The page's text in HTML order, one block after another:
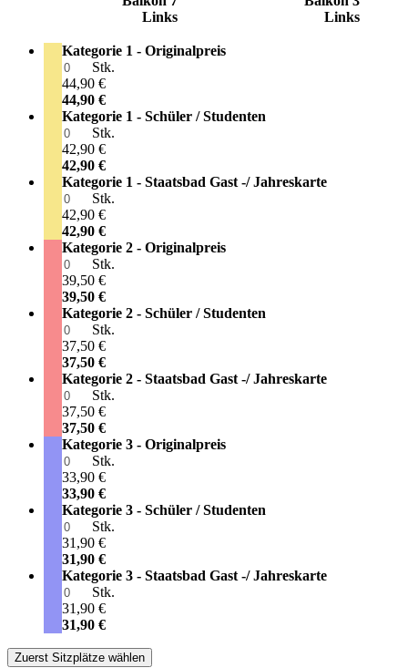
Links
Links
Kategorie 1 - Originalpreis
Stk.
44,90 €
44,90 €
Kategorie 1 - Schüler / Studenten
Stk.
42,90 €
42,90 €
Kategorie 1 - Staatsbad Gast -/ Jahreskarte
Stk.
42,90 €
42,90 €
Kategorie 2 - Originalpreis
Stk.
39,50 €
39,50 €
Kategorie 2 - Schüler / Studenten
Stk.
37,50 €
37,50 €
Kategorie 2 - Staatsbad Gast -/ Jahreskarte
Stk.
37,50 €
37,50 €
Kategorie 3 - Originalpreis
Stk.
33,90 €
33,90 €
Kategorie 3 - Schüler / Studenten
Stk.
31,90 €
31,90 €
Kategorie 3 - Staatsbad Gast -/ Jahreskarte
Stk.
31,90 €
31,90 €
Zuerst Sitzplätze wählen